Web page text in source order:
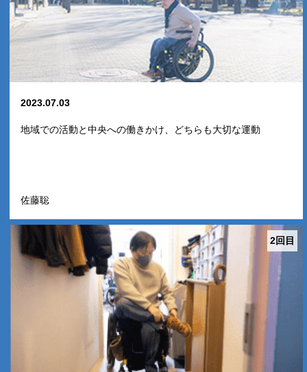
2023.07.03
地域での活動と中央への働きかけ、どちらも大切な運動
佐藤聡
2回目